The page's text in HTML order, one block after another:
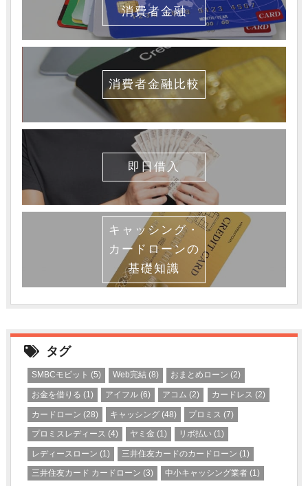
消費者金融
消費者金融比較
即日借入
キャッシング・
カードローンの
基礎知識
タグ
SMBCモビット (5) Web完結 (8) おまとめローン (2)
お金を借りる (1) アイフル (6) アコム (2) カードレス (2)
カードローン (28) キャッシング (48) プロミス (7)
プロミスレディース (4) ヤミ金 (1) リボ払い (1)
レディースローン (1) 三井住友カードのカードローン (1)
三井住友カード カードローン (3) 中小キャッシング業者 (1)